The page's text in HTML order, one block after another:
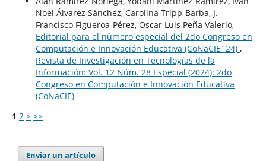
Noel Álvarez Sánchez, Carolina Tripp-Barba, J.
Francisco Figueroa-Pérez, Oscar Luis Peña Valerio,
Editorial para el número especial del 2do Congreso en
Computación e Innovación Educativa (CoNaCIE´24) ,
Revista de Investigación en Tecnologías de la
Información: Vol. 12 Núm. 28 Especial (2024): 2do
Congreso en Computación e Innovación Educativa
(CoNaCIE)
1 2 > >>
Enviar un artículo